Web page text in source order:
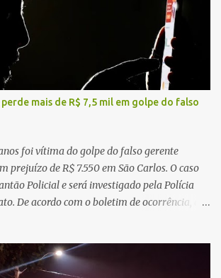
a responsabilidade da gestão sobre
(SUS). Nos últimos anos, o Governo
investimentos destinados ao fortalecimento
da infraestrutura hospitalar e da
de saúde. Entretanto, em um cenário
e recursos necessariamente limitados, a
gestão pública não é apenas investir mais,
investir para produzir o maior benefício
Essa reflexão encontra respaldo tanto na
mais de R$ 7,5 mil em golpe do falso
foi vítima do golpe do falso gerente
prejuízo de R$ 7.550 em São Carlos. O caso
Policial e será investigado pela Polícia
De acordo com o boletim de ocorrência, a
seria necessário atualizar o cadastro da conta
a vítima sobre os procedimentos que deveriam